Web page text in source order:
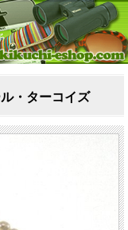
・ターコイズ